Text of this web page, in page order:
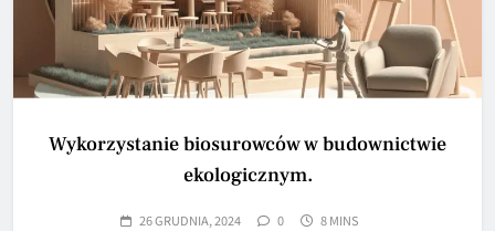
Wykorzystanie biosurowców w budownictwie
ekologicznym.
26 GRUDNIA, 2024 0 8 MINS